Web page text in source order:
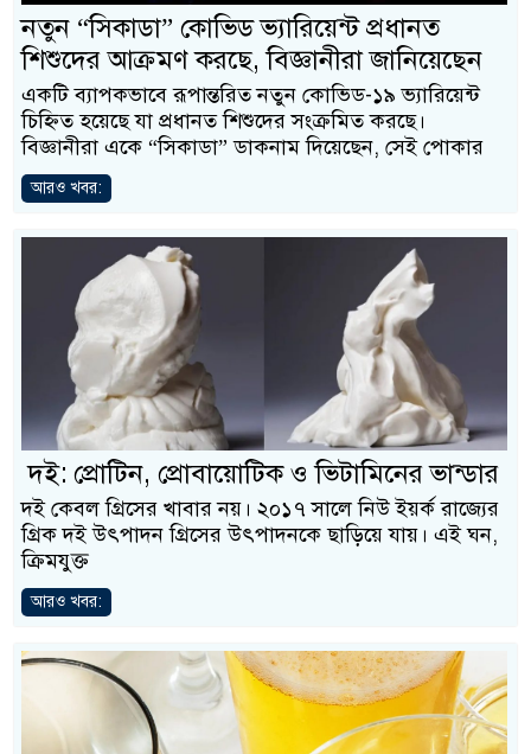
নতুন “সিকাডা” কোভিড ভ্যারিয়েন্ট প্রধানত
শিশুদের আক্রমণ করছে, বিজ্ঞানীরা জানিয়েছেন
একটি ব্যাপকভাবে রূপান্তরিত নতুন কোভিড-১৯ ভ্যারিয়েন্ট
চিহ্নিত হয়েছে যা প্রধানত শিশুদের সংক্রমিত করছে।
বিজ্ঞানীরা একে “সিকাডা” ডাকনাম দিয়েছেন, সেই পোকার
আরও খবর:
দই: প্রোটিন, প্রোবায়োটিক ও ভিটামিনের ভান্ডার
দই কেবল গ্রিসের খাবার নয়। ২০১৭ সালে নিউ ইয়র্ক রাজ্যের
গ্রিক দই উৎপাদন গ্রিসের উৎপাদনকে ছাড়িয়ে যায়। এই ঘন,
ক্রিমযুক্ত
আরও খবর: